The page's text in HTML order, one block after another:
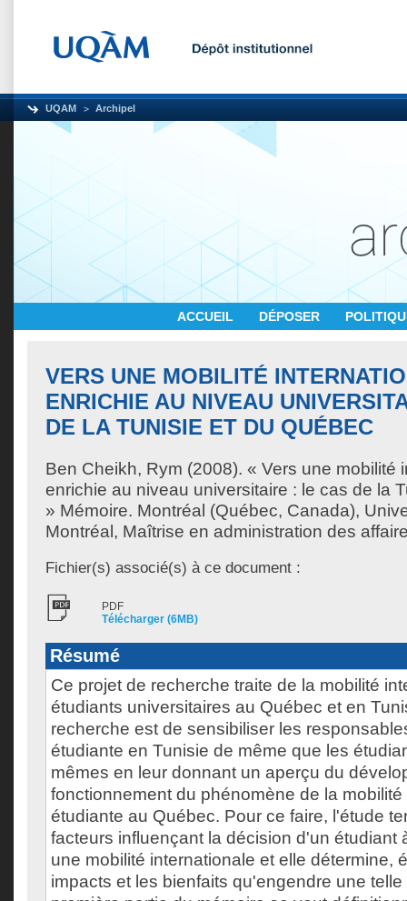
UQAM Archipel
ACCUEIL DÉPOSER
VERS UNE MOBILITÉ
ENRICHIE AU NIVEAU
DE LA TUNISIE ET DU QUÉBEC
Ben Cheikh, Rym (2008). « Vers une mobilité
enrichie au niveau universitaire : le cas de la
» Mémoire. Montréal (Québec, Canada),
Montréal, Maîtrise en administration des
Fichier(s) associé(s) à ce document :
PDF
Télécharger (6MB)
Résumé
Ce projet de recherche traite de la mobilité
étudiants universitaires au Québec et en
recherche est de sensibiliser les
étudiante en Tunisie de même que les
mêmes en leur donnant un aperçu du
fonctionnement du phénomène de la
étudiante au Québec. Pour ce faire, l'étude
facteurs influençant la décision d'un étudiant
une mobilité internationale et elle détermine,
impacts et les bienfaits qu'engendre une